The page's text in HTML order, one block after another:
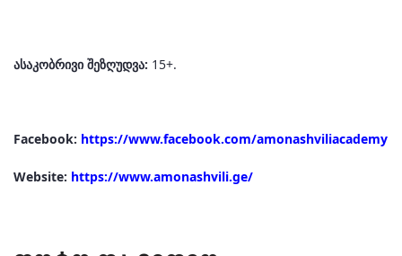
ასაკობრივი შეზღუდვა: 15+.
Facebook: https://www.facebook.com/amonashviliacademy
Website: https://www.amonashvili.ge/